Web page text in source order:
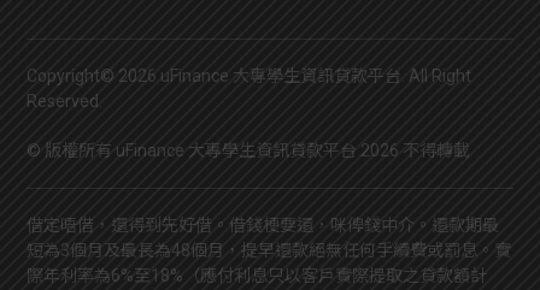
Copyright© 2026 uFinance 大專學生資訊貸款平台. All Right
Reserved.
© 版權所有 uFinance 大專學生資訊貸款平台 2026 不得轉載
借定唔借，還得到先好借。借錢梗要還，咪俾錢中介。還款期最
短為3個月及最長為48個月，提早還款絕無任何手續費或罰息。實
際年利率為6%至18%（應付利息只以客戶實際提取之貸款額計